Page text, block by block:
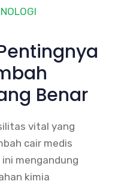
Benar
vital yang
cair medis
mengandung
kimia